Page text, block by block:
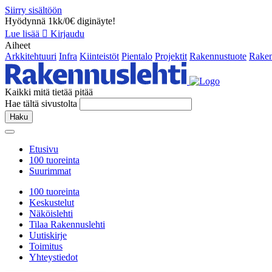
Siirry sisältöön
Hyödynnä 1kk/0€ diginäyte!
Lue lisää
Kirjaudu
Aiheet
Arkkitehtuuri Infra Kiinteistöt Pientalo Projektit Rakennustuote
Kaikki mitä tietää pitää
Hae tältä sivustolta
Haku
Etusivu
100 tuoreinta
Suurimmat
100 tuoreinta
Keskustelut
Näköislehti
Tilaa Rakennuslehti
Uutiskirje
Toimitus
Yhteystiedot